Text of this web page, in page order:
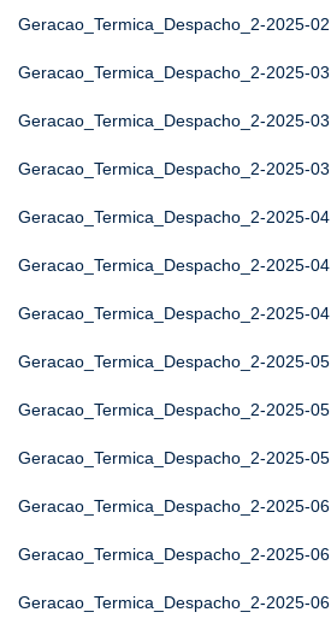
Geracao_Termica_Despacho_2-2025-02
Geracao_Termica_Despacho_2-2025-03
Geracao_Termica_Despacho_2-2025-03
Geracao_Termica_Despacho_2-2025-03
Geracao_Termica_Despacho_2-2025-04
Geracao_Termica_Despacho_2-2025-04
Geracao_Termica_Despacho_2-2025-04
Geracao_Termica_Despacho_2-2025-05
Geracao_Termica_Despacho_2-2025-05
Geracao_Termica_Despacho_2-2025-05
Geracao_Termica_Despacho_2-2025-06
Geracao_Termica_Despacho_2-2025-06
Geracao_Termica_Despacho_2-2025-06